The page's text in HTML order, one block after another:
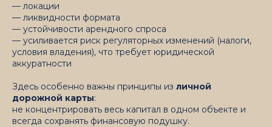
— локации
— ликвидности формата
— устойчивости арендного спроса
— усиливается риск регуляторных изменений (налоги,
условия владения), что требует юридической
аккуратности
Здесь особенно важны принципы из личной
дорожной карты:
не концентрировать весь капитал в одном объекте и
всегда сохранять финансовую подушку.